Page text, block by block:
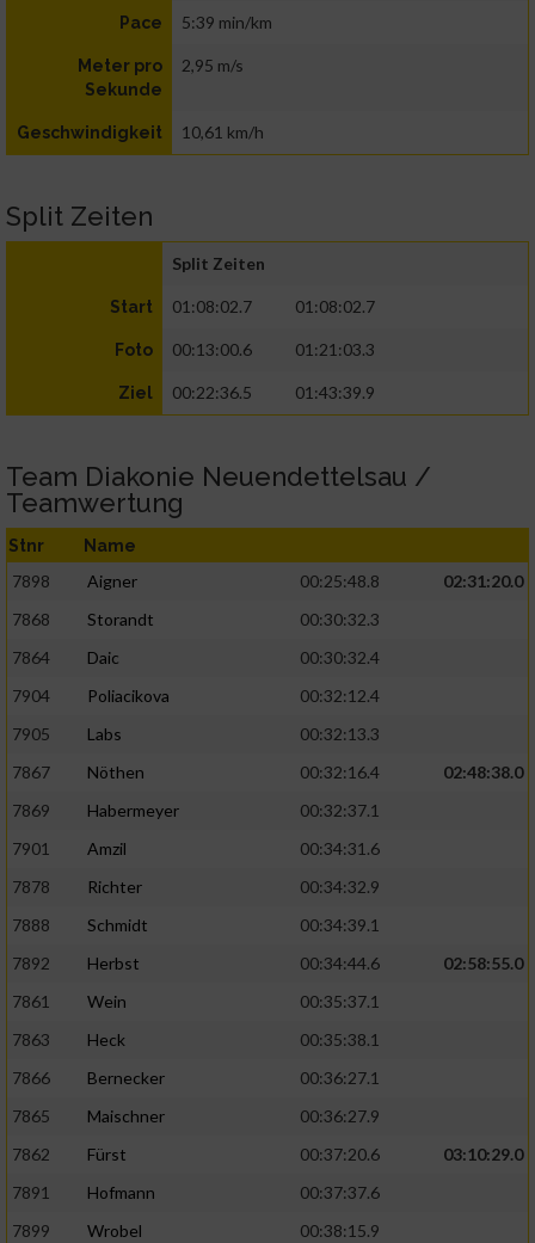
Pace 5:39 min/km
Meter pro
Sekunde
2,95 m/s
Geschwindigkeit 10,61 km/h
Split Zeiten
Split Zeiten
Start 01:08:02.7 01:08:02.7
Foto 00:13:00.6 01:21:03.3
Ziel 00:22:36.5 01:43:39.9
Team Diakonie Neuendettelsau /
Teamwertung
Stnr Name
7898 Aigner 00:25:48.8
02:31:20.0
7868
Storandt
00:30:32.3
7864
Daic
00:30:32.4
7904
Poliacikova
00:32:12.4
7905
Labs
00:32:13.3
7867
Nöthen 00:32:16.4
02:48:38.0
7869
Habermeyer
00:32:37.1
7901
Amzil
00:34:31.6
7878
Richter
00:34:32.9
7888
Schmidt
00:34:39.1
7892
Herbst 00:34:44.6
02:58:55.0
7861
Wein
00:35:37.1
7863
Heck
00:35:38.1
7866
Bernecker
00:36:27.1
7865
Maischner
00:36:27.9
7862
Fürst 00:37:20.6
03:10:29.0
7891
Hofmann
00:37:37.6
7899
Wrobel
00:38:15.9